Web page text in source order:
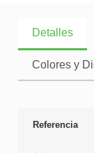
Detalles
Colores y
Referencia